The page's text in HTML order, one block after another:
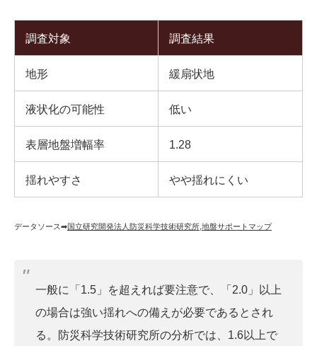
調査対象 調査結果
地形 緩扇状地
液状化の可能性 低い
表層地盤増幅率 1.28
揺れやすさ やや揺れにくい
データソース➡︎国立研究開発法人防災科学技術研究所 地盤サポートマップ
一般に「1.5」を超えれば要注意で、「2.0」以上
の場合は強い揺れへの備えが必要であるとされ
る。防災科学技術研究所の分析では、1.6以上で